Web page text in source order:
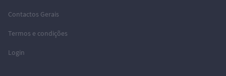
Contactos Gerais
Termos e condições
Login